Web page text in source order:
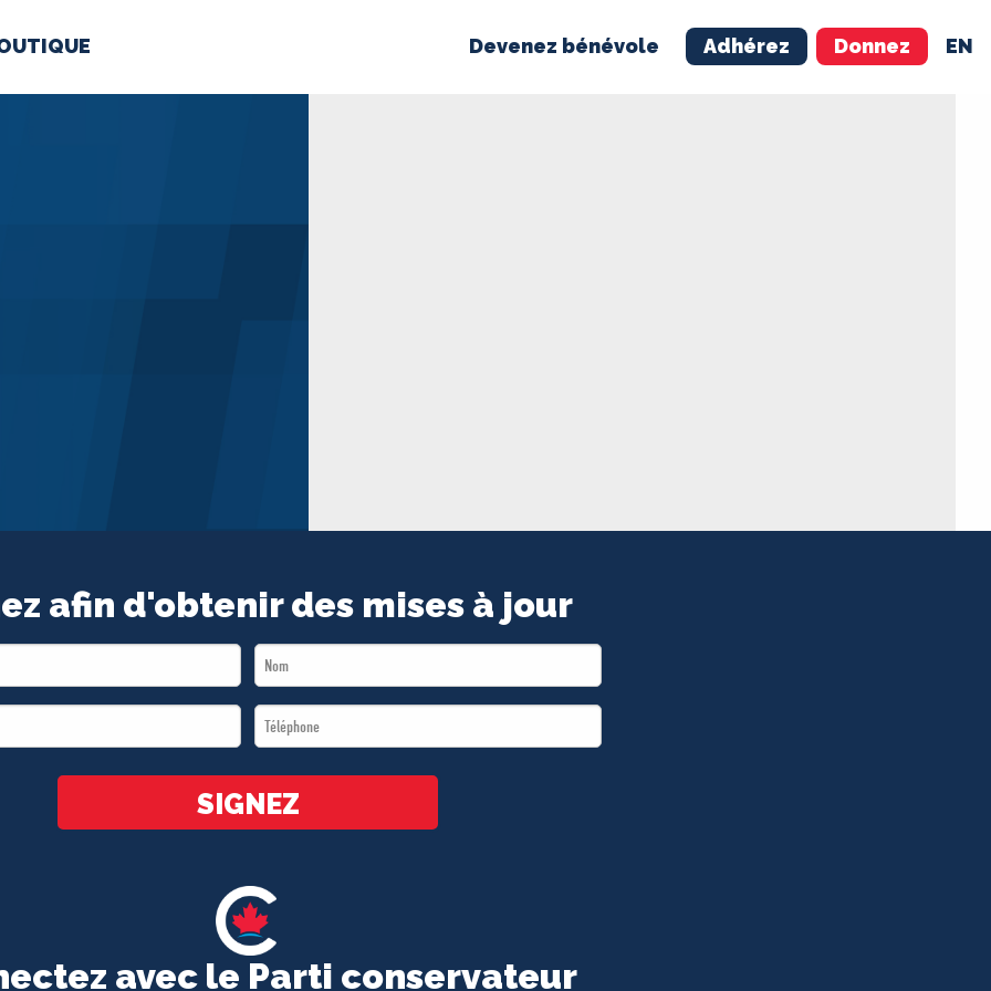
Devenez bénévole Adhérez Donnez EN
MÉDIAS
avec le Parti conservateur
afin d'obtenir des mises à jour
Last
Name
Téléphone
*
SIGNEZ